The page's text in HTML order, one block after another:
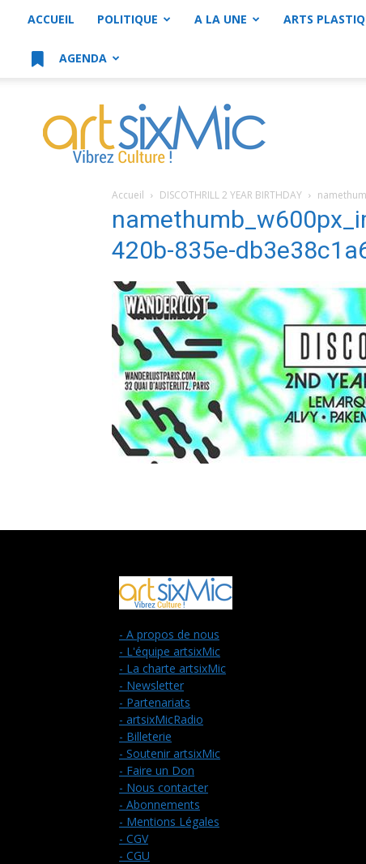
ACCUEIL POLITIQUE A LA UNE ARTS
AGENDA
artsixMic
Accueil DISCOTHRILL 2 YEAR BIRTHDAY
420b-835e-
- A propos de nous
- L'équipe artsixMic
- La charte artsixMic
- Newsletter
- Partenariats
- artsixMicRadio
- Billeterie
- Soutenir artsixMic
- Faire un Don
- Nous contacter
- Abonnements
- Mentions Légales
- CGV
- CGU